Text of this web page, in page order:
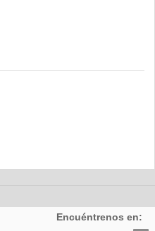
Encuéntrenos en: